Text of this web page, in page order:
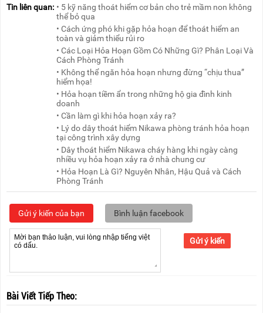
Tin liên quan: • 5 kỹ năng thoát hiểm cơ bản cho trẻ mầm non không
thể bỏ qua
• Cách ứng phó khi gặp hỏa hoạn để thoát hiểm an
toàn và giảm thiểu rủi ro
• Các Loại Hỏa Hoạn Gồm Có Những Gì? Phân Loại Và
Cách Phòng Tránh
• Không thể ngăn hỏa hoạn nhưng đừng “chịu thua”
hiểm họa!
• Hỏa hoạn tiềm ẩn trong những hộ gia đình kinh
doanh
• Cần làm gì khi hỏa hoạn xảy ra?
• Lý do dây thoát hiểm Nikawa phòng tránh hỏa hoạn
tại công trình xây dựng
• Dây thoát hiểm Nikawa cháy hàng khi ngày càng
nhiều vụ hỏa hoạn xảy ra ở nhà chung cư
• Hỏa Hoạn Là Gì? Nguyên Nhân, Hậu Quả và Cách
Phòng Tránh
Gửi ý kiến của bạn Bình luận facebook
Gửi ý kiến
Bài Viết Tiếp Theo: